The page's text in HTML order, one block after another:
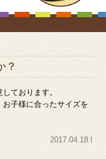
？
ております。
子様に合ったサイズを
2017.04.18 l